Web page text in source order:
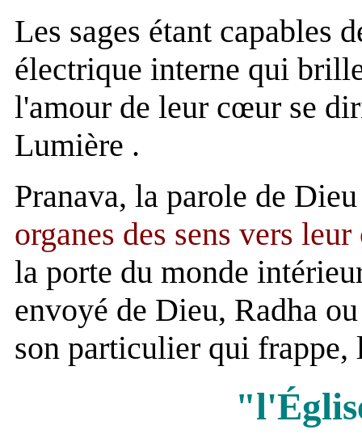
Les sages étant capables
électrique interne qui
l'amour de leur cœur se
Lumière .
Pranava, la parole de
organes des sens vers
la porte du monde
envoyé de Dieu, Radha
son particulier qui frappe,